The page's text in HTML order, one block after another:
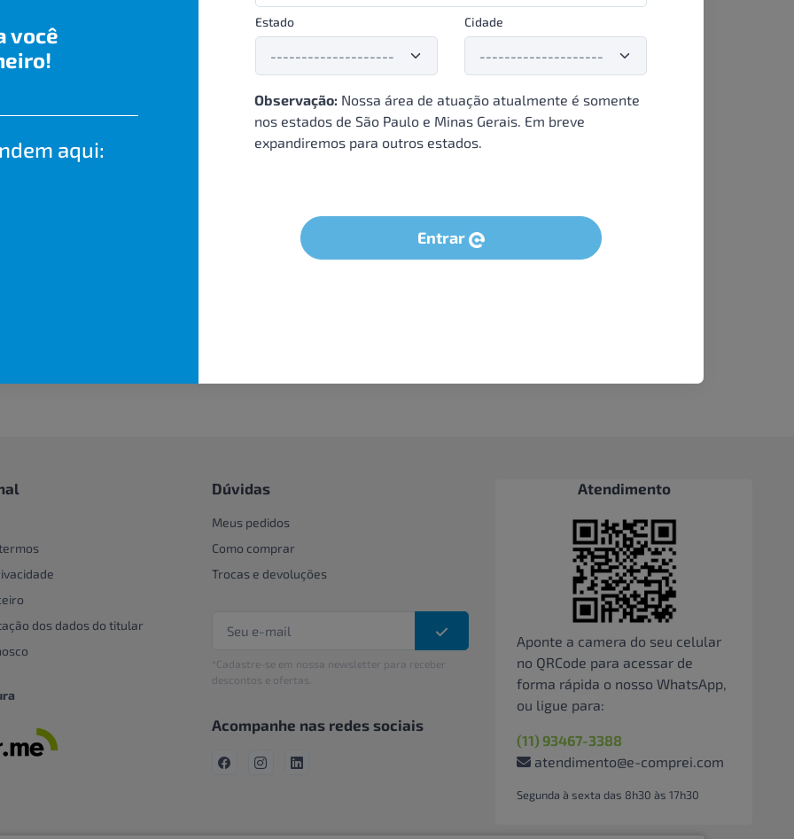
você
aqui:
Estado Cidade
Observação: Nossa área de atuação atualmente é somente
nos estados de São Paulo e Minas Gerais. Em breve
expandiremos para outros estados.
Entrar
dos dados do titular
Dúvidas
Meus pedidos
Como comprar
Trocas e devoluções
*Cadastre-se em nossa newsletter para receber
descontos e ofertas.
Acompanhe nas redes sociais
Atendimento
Aponte a camera do seu celular
no QRCode para acessar de
forma rápida o nosso WhatsApp,
ou ligue para:
(11) 93467-3388
atendimento@e-comprei.com
Segunda à sexta das 8h30 às 17h30